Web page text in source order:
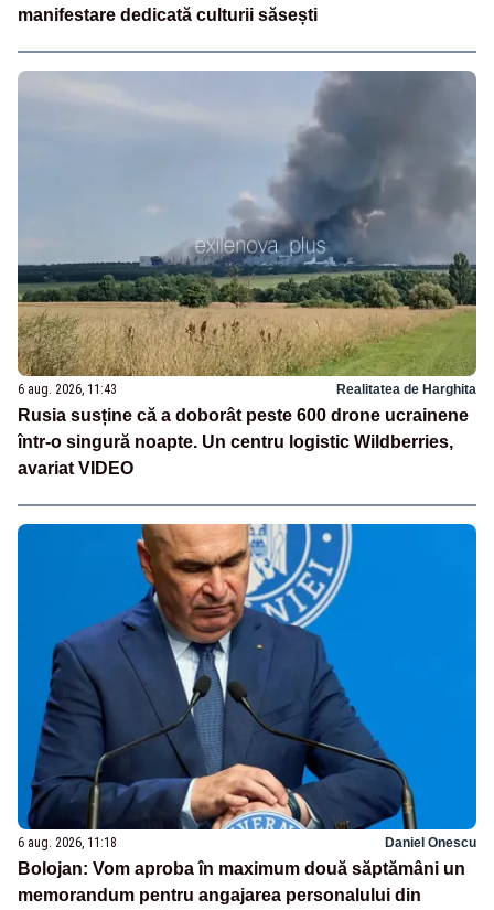
manifestare dedicată culturii săsești
6 aug. 2026, 11:43 Realitatea de Harghita
Rusia susține că a doborât peste 600 drone ucrainene
într-o singură noapte. Un centru logistic Wildberries,
avariat VIDEO
6 aug. 2026, 11:18 Daniel Onescu
Bolojan: Vom aproba în maximum două săptămâni un
memorandum pentru angajarea personalului din